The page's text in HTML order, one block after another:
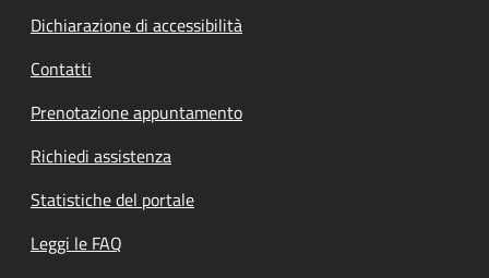
Dichiarazione di accessibilità
Contatti
Prenotazione appuntamento
Richiedi assistenza
Statistiche del portale
Leggi le FAQ